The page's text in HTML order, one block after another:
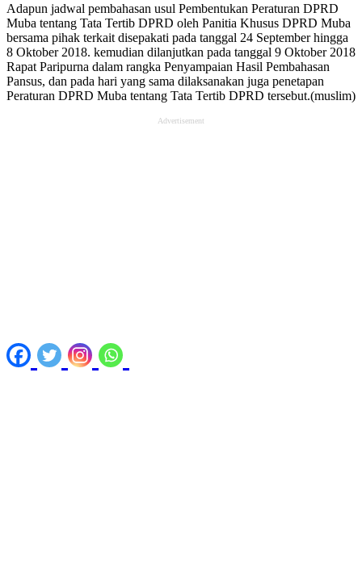
Adapun jadwal pembahasan usul Pembentukan Peraturan DPRD
Muba tentang Tata Tertib DPRD oleh Panitia Khusus DPRD Muba
bersama pihak terkait disepakati pada tanggal 24 September hingga
8 Oktober 2018. kemudian dilanjutkan pada tanggal 9 Oktober 2018
Rapat Paripurna dalam rangka Penyampaian Hasil Pembahasan
Pansus, dan pada hari yang sama dilaksanakan juga penetapan
Peraturan DPRD Muba tentang Tata Tertib DPRD tersebut.(muslim)
Advertisement